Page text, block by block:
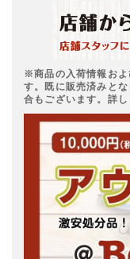
※商品の入荷情報およ
す。既に販売済みと
合もございます。詳